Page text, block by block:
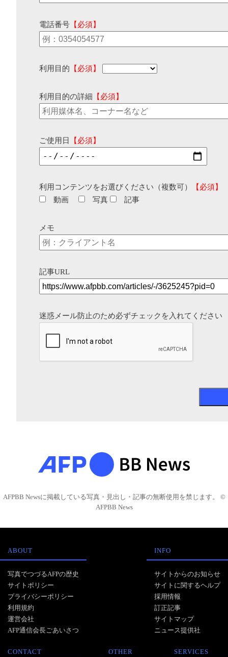
電話番号 【必須】
利用目的 【必須】
利用目的の詳細 【必須】
ご使用日 【必須】
利用コンテンツをお選びください（複数可）
【必須】
動画
写真 記事
メモ
記事URL
迷惑メール防止のため必ずチェックを入れてください
AFPBB Newsに掲載している写真・見出し・記事の無断使用を禁じます。 ©
AFPBB News
ABOUT
写真でつづるAFPの歴史
サイトポリシー
プライバシーポリシー
利用規約
運営会社
AFP通信会長ごあいさつ
INFO
サイトからのお知らせ
サイトに関するヘルプ
採用情報
訂正記事
サイトマップ
ニュース提供社
CONTACT OTHER SERVICES